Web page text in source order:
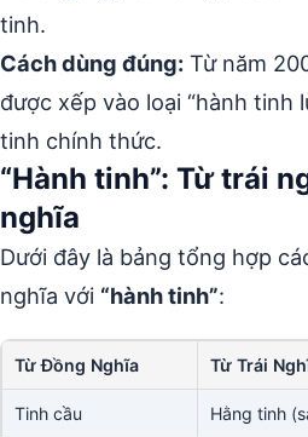
tinh.
Cách dùng đúng: Từ năm
được xếp vào loại “hành tinh
tinh chính thức.
“Hành tinh”: Từ trái
nghĩa
Dưới đây là bảng tổng hợp
nghĩa với “hành tinh”:
Từ Đồng Nghĩa Từ Trái
Tinh cầu Hằng tinh